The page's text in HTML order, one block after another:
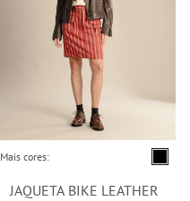
Mais cores:
JAQUETA BIKE LEATHER